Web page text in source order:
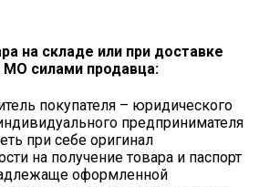
на складе или при доставке
силами продавца:
покупателя – юридического
предпринимателя
при себе оригинал
на получение товара и паспорт
оформленной